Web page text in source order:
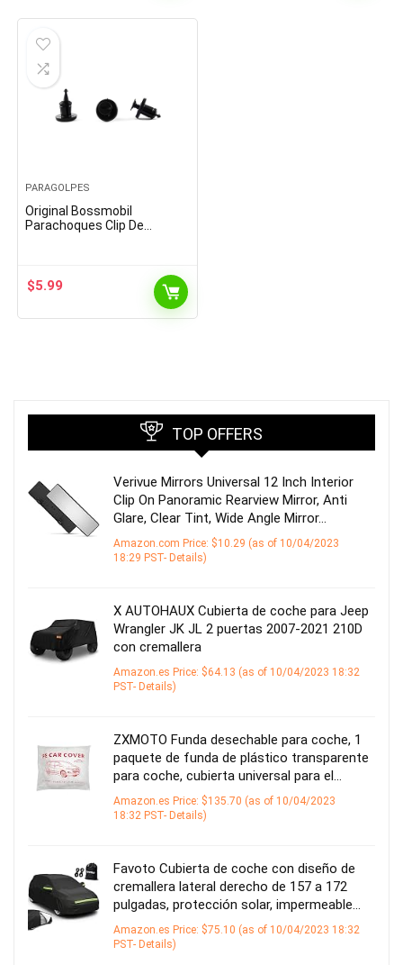
PARAGOLPES
Original Bossmobil
Parachoques Clip De
$5.99
TOP OFFERS
Verivue Mirrors Universal 12 Inch Interior
Clip On Panoramic Rearview Mirror, Anti
Glare, Clear Tint, Wide Angle Mirror…
Amazon.com Price: $10.29 (as of 10/04/2023
18:29 PST- Details)
X AUTOHAUX Cubierta de coche para Jeep
Wrangler JK JL 2 puertas 2007-2021 210D
con cremallera
Amazon.es Price: $64.13 (as of 10/04/2023 18:32
PST- Details)
ZXMOTO Funda desechable para coche, 1
paquete de funda de plástico transparente
para coche, cubierta universal para el…
Amazon.es Price: $135.70 (as of 10/04/2023
18:32 PST- Details)
Favoto Cubierta de coche con diseño de
cremallera lateral derecho de 157 a 172
pulgadas, protección solar, impermeable…
Amazon.es Price: $75.10 (as of 10/04/2023 18:32
PST- Details)